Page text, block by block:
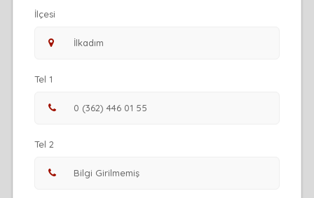
İlçesi
Tel 1
Tel 2